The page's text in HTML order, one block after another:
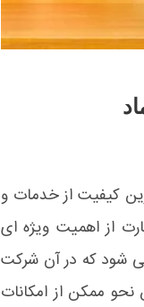
کیفیت از خدمات و
از اهمیت ویژه ای
شود که در آن شرکت
نحو ممکن از امکانات